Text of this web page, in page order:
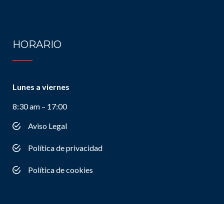
HORARIO
Lunes a viernes
8:30 am – 17:00
Aviso Legal
Política de privacidad
Política de cookies